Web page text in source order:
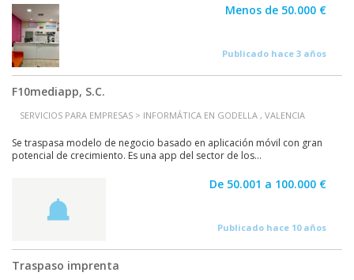
Menos de 50.000 €
Publicado hace 3 años
F10mediapp, S.C.
SERVICIOS PARA EMPRESAS > INFORMÁTICA EN GODELLA , VALENCIA
Se traspasa modelo de negocio basado en aplicación móvil con gran
potencial de crecimiento. Es una app del sector de los...
De 50.001 a 100.000 €
Publicado hace 10 años
Traspaso imprenta